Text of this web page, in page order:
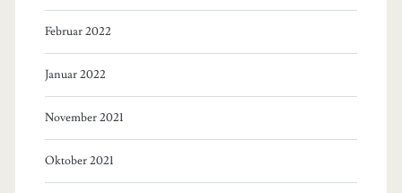
Februar 2022
Januar 2022
November 2021
Oktober 2021